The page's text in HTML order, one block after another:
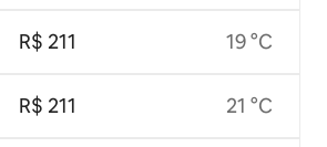
R$ 211
R$ 211
19 °C
21 °C